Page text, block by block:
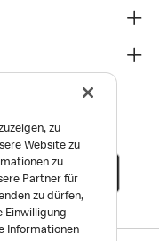
zu
Website zu
zu
Partner für
zu dürfen,
Einwilligung
Informationen